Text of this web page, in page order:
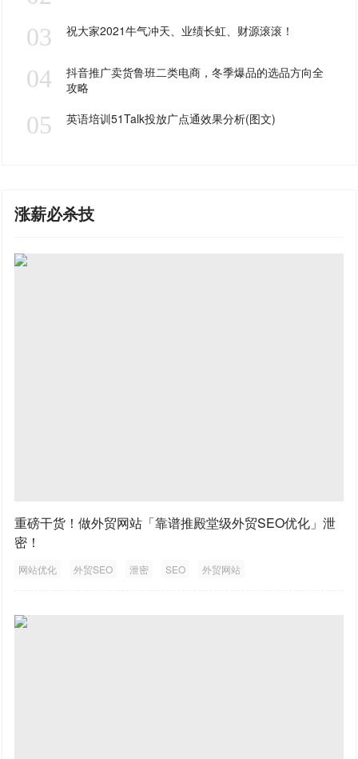
03
祝大家2021牛气冲天、业绩长虹、财源滚滚！
04
抖音推广卖货鲁班二类电商，冬季爆品的选品方向全
攻略
05 英语培训51Talk投放广点通效果分析(图文)
涨薪必杀技
重磅干货！做外贸网站「靠谱推殿堂级外贸SEO优化」泄
密！
网站优化 外贸SEO 泄密 SEO 外贸网站